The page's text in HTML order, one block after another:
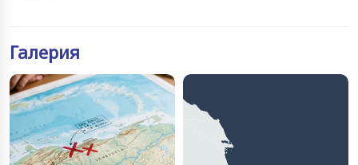
Галерия